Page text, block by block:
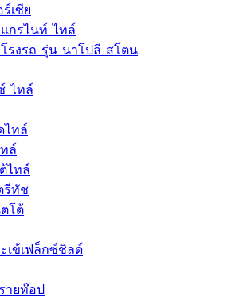
ซอน
ร์เซีย
แกรไนท์ ไทล์
รงรถ รุ่น นาโปลี สโตน
ไทล์
ทล์
ล์
ไทล์
ทัช
ต้
ข้เฟล็กซ์ชิลด์